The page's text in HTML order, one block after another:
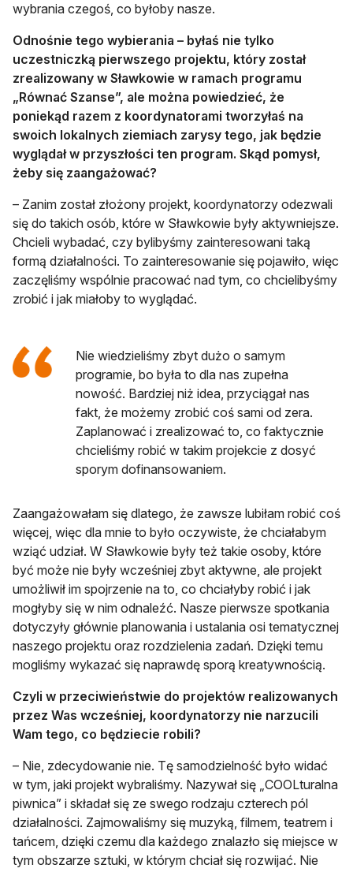
wybrania czegoś, co byłoby nasze.
Odnośnie tego wybierania – byłaś nie tylko
uczestniczką pierwszego projektu, który został
zrealizowany w Sławkowie w ramach programu
„Równać Szanse”, ale można powiedzieć, że
poniekąd razem z koordynatorami tworzyłaś na
swoich lokalnych ziemiach zarysy tego, jak będzie
wyglądał w przyszłości ten program. Skąd pomysł,
żeby się zaangażować?
– Zanim został złożony projekt, koordynatorzy odezwali
się do takich osób, które w Sławkowie były aktywniejsze.
Chcieli wybadać, czy bylibyśmy zainteresowani taką
formą działalności. To zainteresowanie się pojawiło, więc
zaczęliśmy wspólnie pracować nad tym, co chcielibyśmy
zrobić i jak miałoby to wyglądać.
Nie wiedzieliśmy zbyt dużo o samym
programie, bo była to dla nas zupełna
nowość. Bardziej niż idea, przyciągał nas
fakt, że możemy zrobić coś sami od zera.
Zaplanować i zrealizować to, co faktycznie
chcieliśmy robić w takim projekcie z dosyć
sporym dofinansowaniem.
Zaangażowałam się dlatego, że zawsze lubiłam robić coś
więcej, więc dla mnie to było oczywiste, że chciałabym
wziąć udział. W Sławkowie były też takie osoby, które
być może nie były wcześniej zbyt aktywne, ale projekt
umożliwił im spojrzenie na to, co chciałyby robić i jak
mogłyby się w nim odnaleźć. Nasze pierwsze spotkania
dotyczyły głównie planowania i ustalania osi tematycznej
naszego projektu oraz rozdzielenia zadań. Dzięki temu
mogliśmy wykazać się naprawdę sporą kreatywnością.
Czyli w przeciwieństwie do projektów realizowanych
przez Was wcześniej, koordynatorzy nie narzucili
Wam tego, co będziecie robili?
– Nie, zdecydowanie nie. Tę samodzielność było widać
w tym, jaki projekt wybraliśmy. Nazywał się „COOLturalna
piwnica” i składał się ze swego rodzaju czterech pól
działalności. Zajmowaliśmy się muzyką, filmem, teatrem i
tańcem, dzięki czemu dla każdego znalazło się miejsce w
tym obszarze sztuki, w którym chciał się rozwijać. Nie